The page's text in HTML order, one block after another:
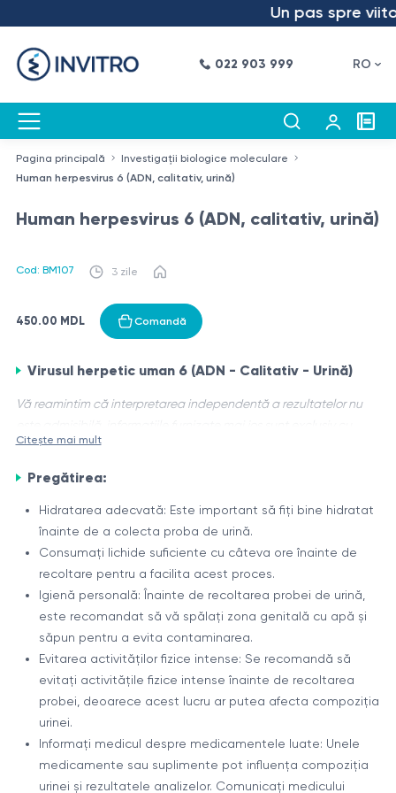
Un pas spre
022 903 999 RO
Pagina principală
Investigații biologice moleculare
Human herpesvirus 6 (ADN, calitativ, urină)
Human herpesvirus 6 (ADN, calitativ, urină)
Cod: BM107 3 zile
450.00 MDL Comandă
Virusul herpetic uman 6 (ADN - Calitativ - Urină)
Vă reamintim că interpretarea independentă a rezultatelor nu
scop de referință.
Virusul herpetic uman 6 (HHV-6) este un virus din familia
inclusiv celulele sistemului imunitar și celulele sistemului
nervos central. Virusul HHV-6 se răspândește prin contactul
direct cu fluidele corporale precum saliva, secrețiile nazale
Structură și caracteristici
HHV-6 este un virus cu genom ADN liniar dublu-catenar, învelit
într-o capsidă icosaedrică și un înveliș lipidic exterior. Virusul
aparține subfamiliei beta-herpesvirinae, împreună cu virusul
citomegalic uman (CMV) și virusurile herpetice umane 6B și 7.
Componentă
Descriere
Genom
ADN liniar dublu-catenar
Capsidă
Icosaedrică
Înveliș
HHV-6 poate rămâne latent în organism după infecția inițială
și poate fi reactivat în anumite circumstanțe, cum ar fi stresul
Citește mai mult
Pregătirea:
Hidratarea adecvată: Este important să fiți bine hidratat
înainte de a colecta proba de urină.
Consumați lichide suficiente cu câteva ore înainte de
recoltare pentru a facilita acest proces.
Igienă personală: Înainte de recoltarea probei de urină,
este recomandat să vă spălați zona genitală cu apă și
săpun pentru a evita contaminarea.
Evitarea activităților fizice intense: Se recomandă să
evitați activitățile fizice intense înainte de recoltarea
probei, deoarece acest lucru ar putea afecta compoziția
urinei.
Informați medicul despre medicamentele luate: Unele
medicamente sau suplimente pot influența compoziția
urinei și rezultatele analizelor. Comunicați medicului